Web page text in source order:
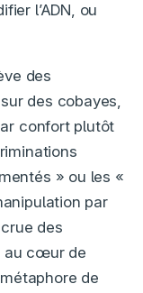
l’ADN, ou
des
des cobayes,
confort plutôt
» ou les «
par
des
au cœur de
de